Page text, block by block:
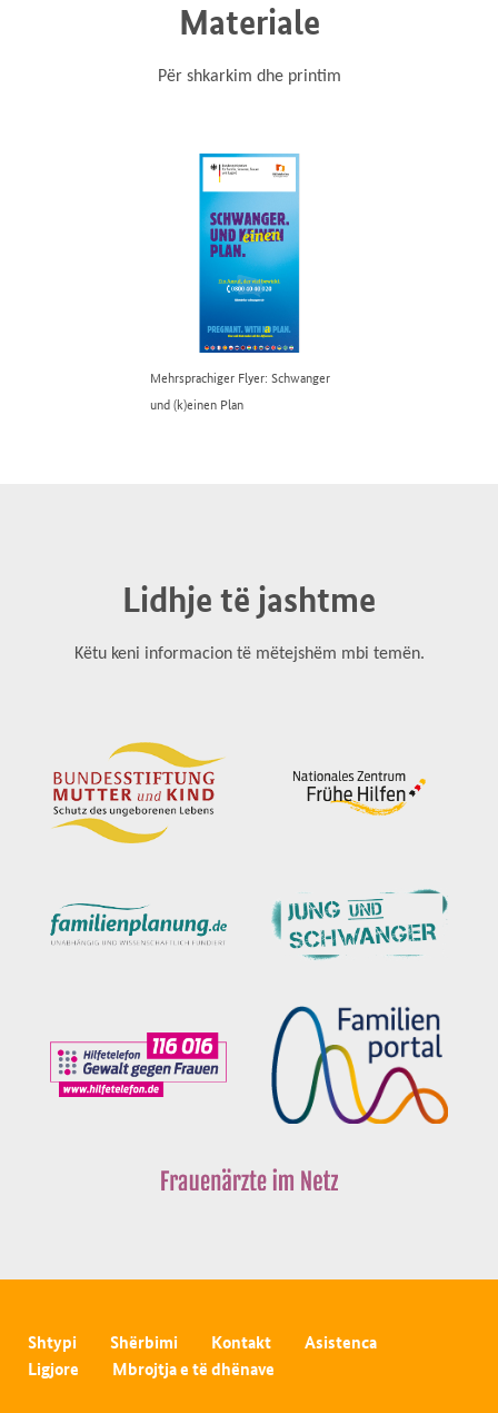
Materiale
Për shkarkim dhe printim
Mehrsprachiger Flyer: Schwanger
und (k)einen Plan
Lidhje të jashtme
Këtu keni informacion të mëtejshëm mbi temën.
Shtypi Shërbimi Kontakt
Asistenca
Ligjore
Mbrojtja e të dhënave